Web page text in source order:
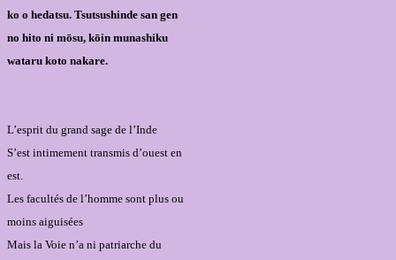
ko o hedatsu. Tsutsushinde san gen
no hito ni mōsu, kōin munashiku
wataru koto nakare.
L’esprit du grand sage de l’Inde
S’est intimement transmis d’ouest en
est.
Les facultés de l’homme sont plus ou
moins aiguisées
Mais la Voie n’a ni patriarche du